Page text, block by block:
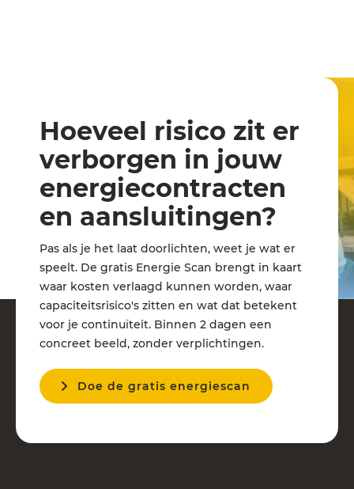
Hoeveel risico zit er
verborgen in jouw
energiecontracten
en aansluitingen?
Pas als je het laat doorlichten, weet je wat er
speelt. De gratis Energie Scan brengt in kaart
waar kosten verlaagd kunnen worden, waar
capaciteitsrisico's zitten en wat dat betekent
voor je continuïteit. Binnen 2 dagen een
concreet beeld, zonder verplichtingen.
Doe de gratis energiescan